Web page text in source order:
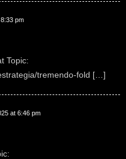
pm
Topic:
tremendo-fold […]
at 6:46 pm